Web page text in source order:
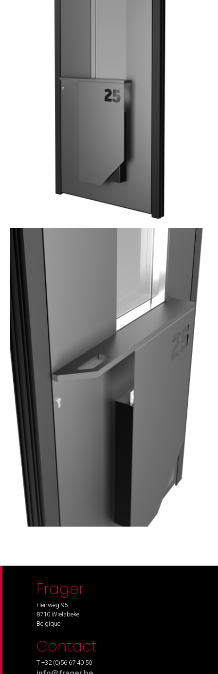
Frager
Heirweg 95
8710 Wielsbeke
Belgique
Contact
T +32 (0)56 67 40 50